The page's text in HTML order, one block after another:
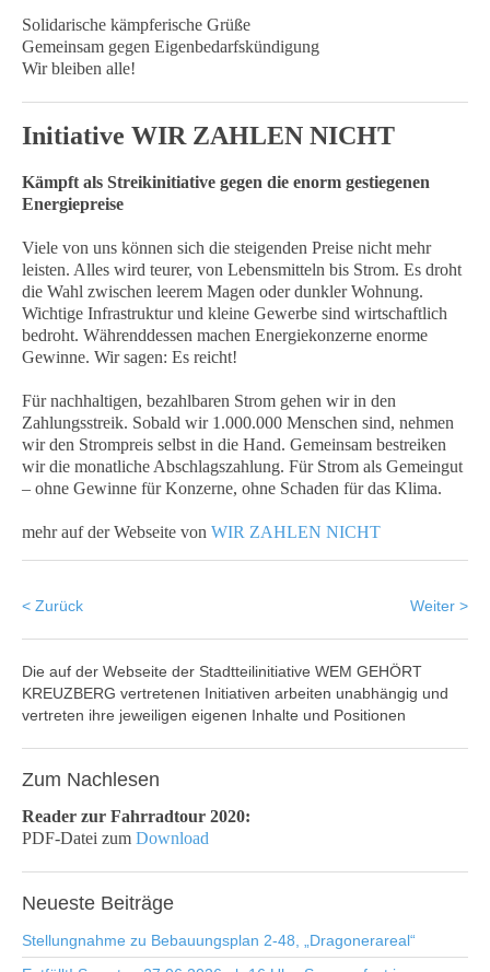
Solidarische kämpferische Grüße
Gemeinsam gegen Eigenbedarfskündigung
Wir bleiben alle!
Initiative WIR ZAHLEN NICHT
Kämpft als Streikinitiative gegen die enorm gestiegenen
Energiepreise
Viele von uns können sich die steigenden Preise nicht mehr
leisten. Alles wird teurer, von Lebensmitteln bis Strom. Es droht
die Wahl zwischen leerem Magen oder dunkler Wohnung.
Wichtige Infrastruktur und kleine Gewerbe sind wirtschaftlich
bedroht. Währenddessen machen Energiekonzerne enorme
Gewinne. Wir sagen: Es reicht!
Für nachhaltigen, bezahlbaren Strom gehen wir in den
Zahlungsstreik. Sobald wir 1.000.000 Menschen sind, nehmen
wir den Strompreis selbst in die Hand. Gemeinsam bestreiken
wir die monatliche Abschlagszahlung. Für Strom als Gemeingut
– ohne Gewinne für Konzerne, ohne Schaden für das Klima.
mehr auf der Webseite von WIR ZAHLEN NICHT
< Zurück Weiter >
Die auf der Webseite der Stadtteilinitiative WEM GEHÖRT
KREUZBERG vertretenen Initiativen arbeiten unabhängig und
vertreten ihre jeweiligen eigenen Inhalte und Positionen
Zum Nachlesen
Reader zur Fahrradtour 2020:
PDF-Datei zum Download
Neueste Beiträge
Stellungnahme zu Bebauungsplan 2-48, „Dragonerareal“